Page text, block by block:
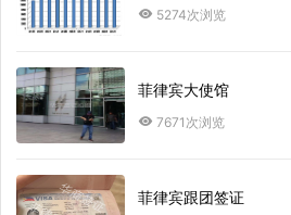
5274次浏览
菲律宾大使馆
7671次浏览
菲律宾跟团签证